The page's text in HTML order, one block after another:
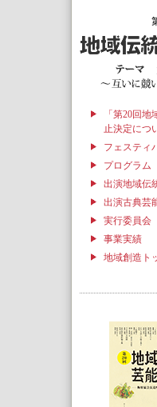
「第20回
止決定につ
フェスティ
プログラム
出演地域伝
出演古典芸
実行委員会
事業実績
地域創造ト